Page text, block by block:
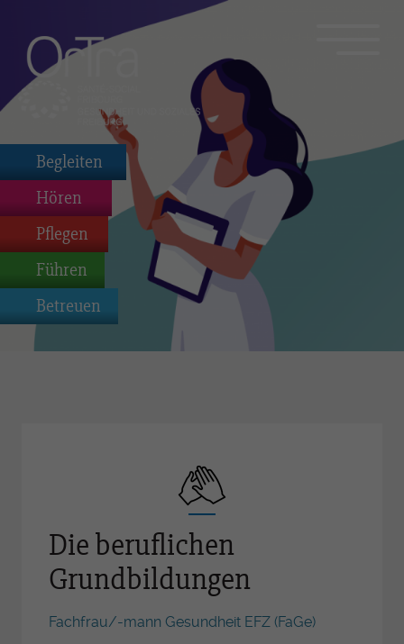
Begleiten
Hören
Pflegen
Führen
Betreuen
Die beruflichen
Grundbildungen
Fachfrau/-mann Gesundheit EFZ (FaGe)